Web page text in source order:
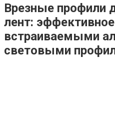
Врезные профили
лент:
встраиваемыми
световыми